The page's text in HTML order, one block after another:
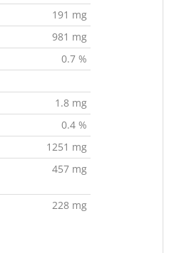
191 mg
981 mg
0.7 %
1.8 mg
0.4 %
1251 mg
457 mg
228 mg